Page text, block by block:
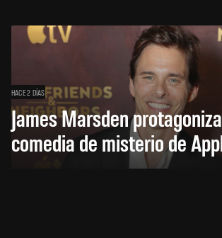
HACE 2 DÍAS
James Marsden
comedia de misterio de